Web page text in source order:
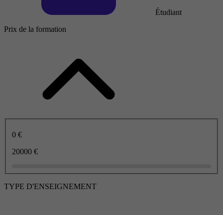
Étudiant
Prix de la formation
0 €
20000 €
TYPE D'ENSEIGNEMENT